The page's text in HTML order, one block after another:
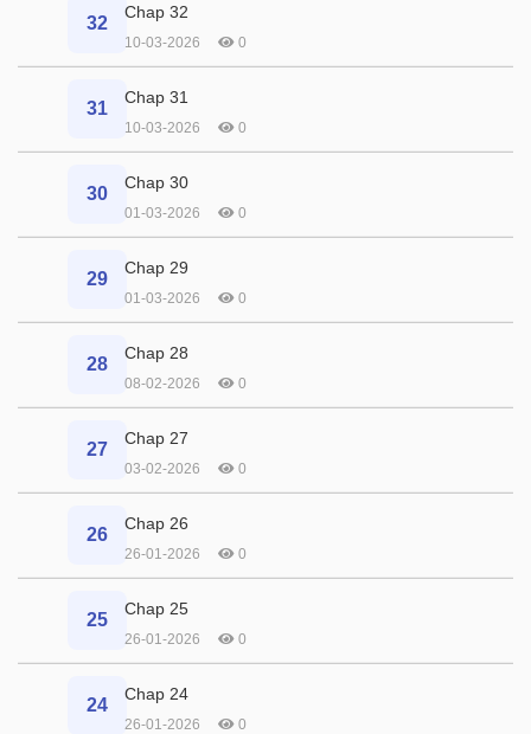
32
Chap 32
10-03-2026 0
31
Chap 31
10-03-2026 0
30
Chap 30
01-03-2026 0
29
Chap 29
01-03-2026 0
28
Chap 28
08-02-2026 0
27
Chap 27
03-02-2026 0
26
Chap 26
26-01-2026 0
25
Chap 25
26-01-2026 0
24
Chap 24
26-01-2026 0